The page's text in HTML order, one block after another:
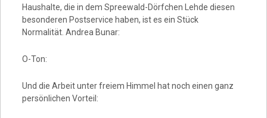
Haushalte, die in dem Spreewald-Dörfchen Lehde diesen
besonderen Postservice haben, ist es ein Stück
Normalität. Andrea Bunar:
O-Ton:
Und die Arbeit unter freiem Himmel hat noch einen ganz
persönlichen Vorteil: